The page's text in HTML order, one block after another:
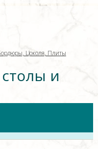
Цоколя, Плиты
и